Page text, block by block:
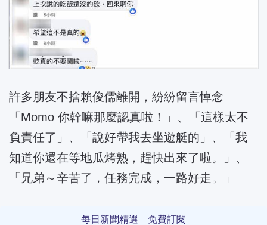
許多朋友不捨賴俊儒離開，紛紛留言悼念
「Momo 你幹嘛那麼認真啦！」、「這樣太不
負責任了」、「說好帶我去坐遊艇的」、「我
知道你還在等地瓜烤熟，趕快出來了啦。」、
「兄弟～辛苦了，任務完成，一路好走。」
每日新聞精選 免費訂閱